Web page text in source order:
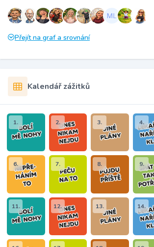
Přejít na graf a srovnání
Kalendář zážitků
1. 2. 3. 4.
6. 7. 8. 9.
11. 12. 13. 14.